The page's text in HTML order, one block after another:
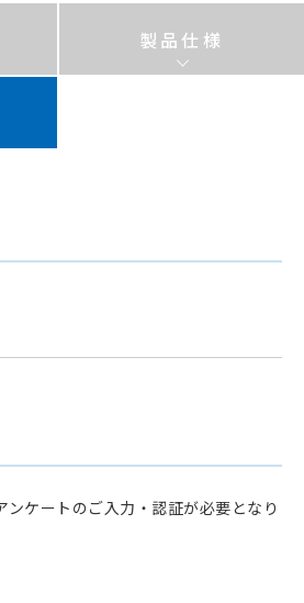
製品仕様
ケートのご入力・認証が必要となり